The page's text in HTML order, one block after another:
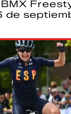
de